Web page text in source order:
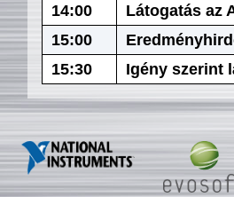
14:00
Látogatás az
15:00
15:30
Igény szerint